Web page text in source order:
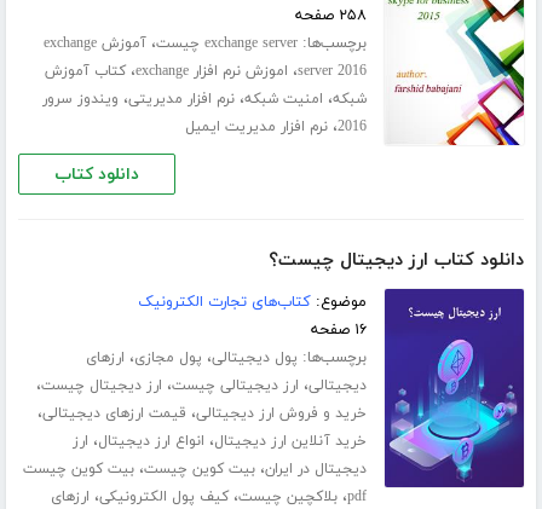
۲۵۸ صفحه
برچسب‌ها:exchange server چیست ،
آموزش exchange
server 2016، اموزش نرم افزار exchange ،کتاب آموزش
شبکه، امنیت شبکه،نرم افزار مدیریتی، ویندوز سرور
2016،نرم افزار مدیریت ایمیل
دانلود کتاب
دانلود کتاب ارز دیجیتال چیست؟
موضوع:کتاب‌های تجارت الکترونیک
۱۶ صفحه
برچسب‌ها: پول دیجیتالی، پول مجازی، ارزهای
دیجیتالی، ارز دیجیتالی چیست، ارز دیجیتال چیست،
خرید و فروش ارز دیجیتالی، قیمت ارزهای دیجیتالی،
خرید آنلاین ارز دیجیتال، انواع ارز دیجیتال، ارز
دیجیتال در ایران،بیت کوین چیست،بیت کوین چیست
pdf،بلاکچین چیست،کیف پول الکترونیکی، ارزهای